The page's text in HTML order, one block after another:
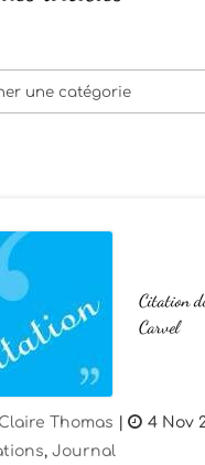
Citation
Carvel
Claire Thomas | 4 Nov
,Journal